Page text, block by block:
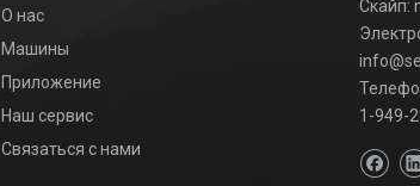
О нас
Машины
Приложение
Наш сервис
Связаться с нами
Скайп:
1-949-